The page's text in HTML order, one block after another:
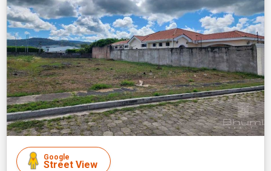
Google
Street View